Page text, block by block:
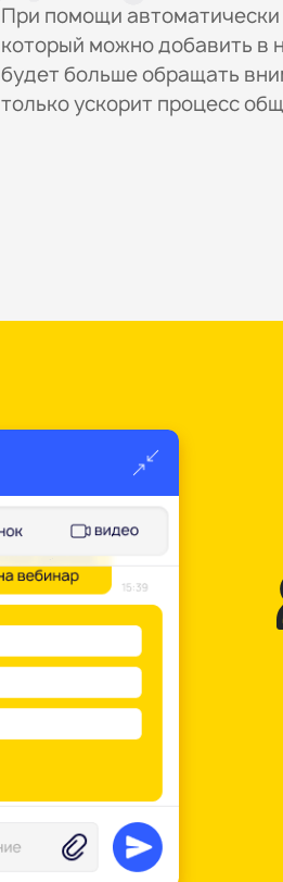
При помощи автоматически
который можно добавить в
будет больше обращать
только ускорит процесс